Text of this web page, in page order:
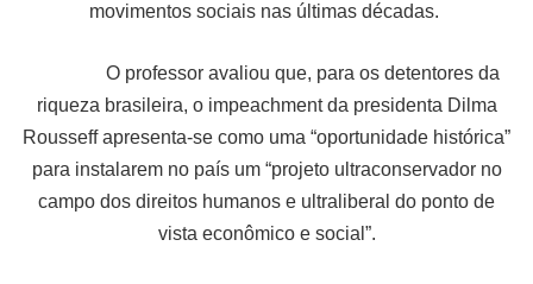
movimentos sociais nas últimas décadas.
O professor avaliou que, para os detentores da
riqueza brasileira, o impeachment da presidenta Dilma
Rousseff apresenta-se como uma “oportunidade histórica”
para instalarem no país um “projeto ultraconservador no
campo dos direitos humanos e ultraliberal do ponto de
vista econômico e social”.